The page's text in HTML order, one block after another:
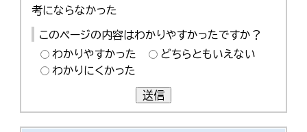
考にならなかった
このページの内容はわかりやすかったですか？
わかりやすかった
どちらともいえない
わかりにくかった
送信